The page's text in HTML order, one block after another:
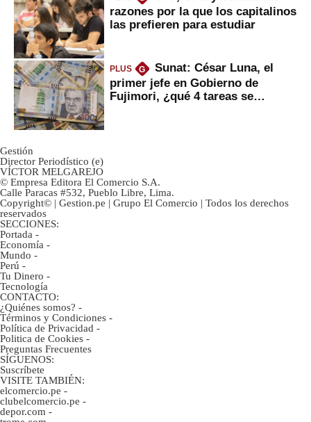
razones por la que los capitalinos
las prefieren para estudiar
PLUS G
Sunat: César Luna, el
primer jefe en Gobierno de
Fujimori, ¿qué 4 tareas se
Gestión
Director Periodístico (e)
VÍCTOR MELGAREJO
© Empresa Editora El Comercio S.A.
Calle Paracas #532, Pueblo Libre, Lima.
Copyright© | Gestion.pe | Grupo El Comercio | Todos los derechos
reservados
SECCIONES:
Portada -
Economía -
Mundo -
Perú -
Tu Dinero -
Tecnología
CONTACTO:
¿Quiénes somos? -
Términos y Condiciones -
Política de Privacidad -
Politica de Cookies -
Preguntas Frecuentes
SÍGUENOS:
Suscríbete
VISITE TAMBIÉN:
elcomercio.pe -
clubelcomercio.pe -
depor.com -